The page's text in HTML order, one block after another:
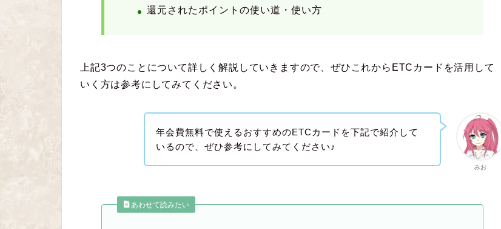
還元されたポイントの使い道・使い方
上記3つのことについて詳しく解説していきますので、ぜひこれからETCカードを活用して
いく方は参考にしてみてください。
みお
年会費無料で使えるおすすめのETCカードを下記で紹介して
いるので、ぜひ参考にしてみてください♪
あわせて読みたい